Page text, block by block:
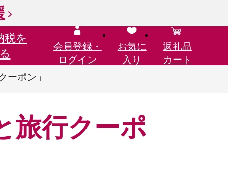
税を
会員登録・
ログイン
お気に
入り
返礼品
カート
ーポン」
旅行クーポ